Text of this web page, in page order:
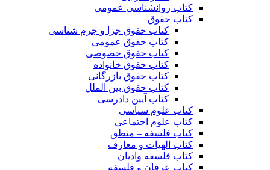
کتاب روانشناسی عمومی
کتاب حقوق
کتاب حقوق جزا و جرم شناسی
کتاب حقوق عمومی
کتاب حقوق خصوصی
کتاب حقوق خانواده
کتاب حقوق بازرگانی
کتاب حقوق بین الملل
کتاب آیین دادرسی
کتاب علوم سیاسی
کتاب علوم اجتماعی
کتاب فلسفه – منطق
کتاب الهیات و معارف
کتاب فلسفه وادیان
کتاب عرفان و فلسفه